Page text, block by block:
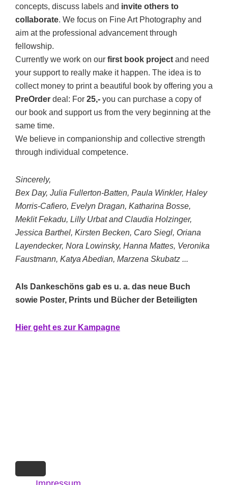
concepts, discuss labels and invite others to
collaborate. We focus on Fine Art Photography and
aim at the professional advancement through
fellowship.
Currently we work on our first book project and need
your support to really make it happen. The idea is to
collect money to print a beautiful book by offering you a
PreOrder deal: For 25,- you can purchase a copy of
our book and support us from the very beginning at the
same time.
We believe in companionship and collective strength
through individual competence.
Sincerely,
Bex Day, Julia Fullerton-Batten, Paula Winkler, Haley
Morris-Cafiero, Evelyn Dragan, Katharina Bosse,
Meklit Fekadu, Lilly Urbat and Claudia Holzinger,
Jessica Barthel, Kirsten Becken, Caro Siegl, Oriana
Layendecker, Nora Lowinsky, Hanna Mattes, Veronika
Faustmann, Katya Abedian, Marzena Skubatz ...
Als Dankeschöns gab es u. a. das neue Buch
sowie Poster, Prints und Bücher der Beteiligten
Hier geht es zur Kampagne